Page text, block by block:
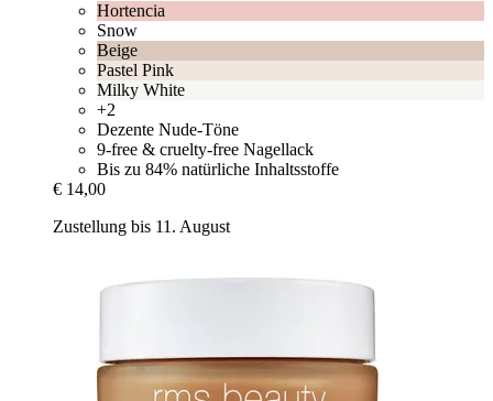
Hortencia
Snow
Beige
Pastel Pink
Milky White
+2
Dezente Nude-Töne
9-free & cruelty-free Nagellack
Bis zu 84% natürliche Inhaltsstoffe
€ 14,00
Zustellung bis 11. August